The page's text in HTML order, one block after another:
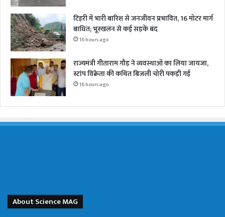
टिहरी में भारी बारिश से जनजीवन प्रभावित, 16 मोटर मार्ग
बाधित; भूस्खलन से कई सड़कें बंद
16 hours ago
राज्यमंत्री गीताराम गौड़ ने व्यवस्थाओं का लिया जायजा,
स्टांप विक्रेता की कथित बिजली चोरी पकड़ी गई
16 hours ago
About Science MAG